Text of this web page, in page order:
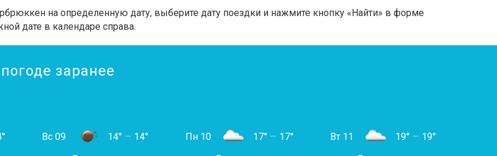
на определенную дату, выберите дату поездки и нажмите кнопку «Найти» в форме
дате в календаре справа.
заранее
Вс 09 14° — 14° Пн 10 17° — 17° Вт 11 19° — 19°